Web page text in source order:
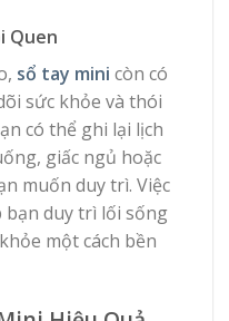
Quen
sổ tay mini còn có
sức khỏe và thói
có thể ghi lại lịch
giấc ngủ hoặc
muốn duy trì. Việc
bạn duy trì lối sống
một cách bền